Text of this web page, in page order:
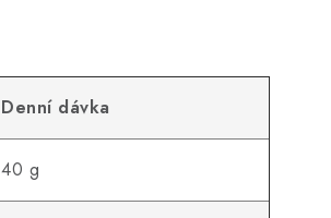
Denní dávka
40 g